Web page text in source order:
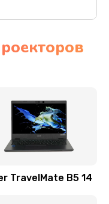
TravelMate B5 14